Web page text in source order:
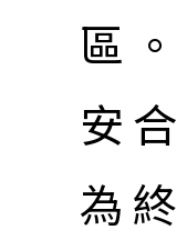
區
安
為